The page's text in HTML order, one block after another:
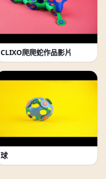
CLIXO爬爬蛇作品影片
球